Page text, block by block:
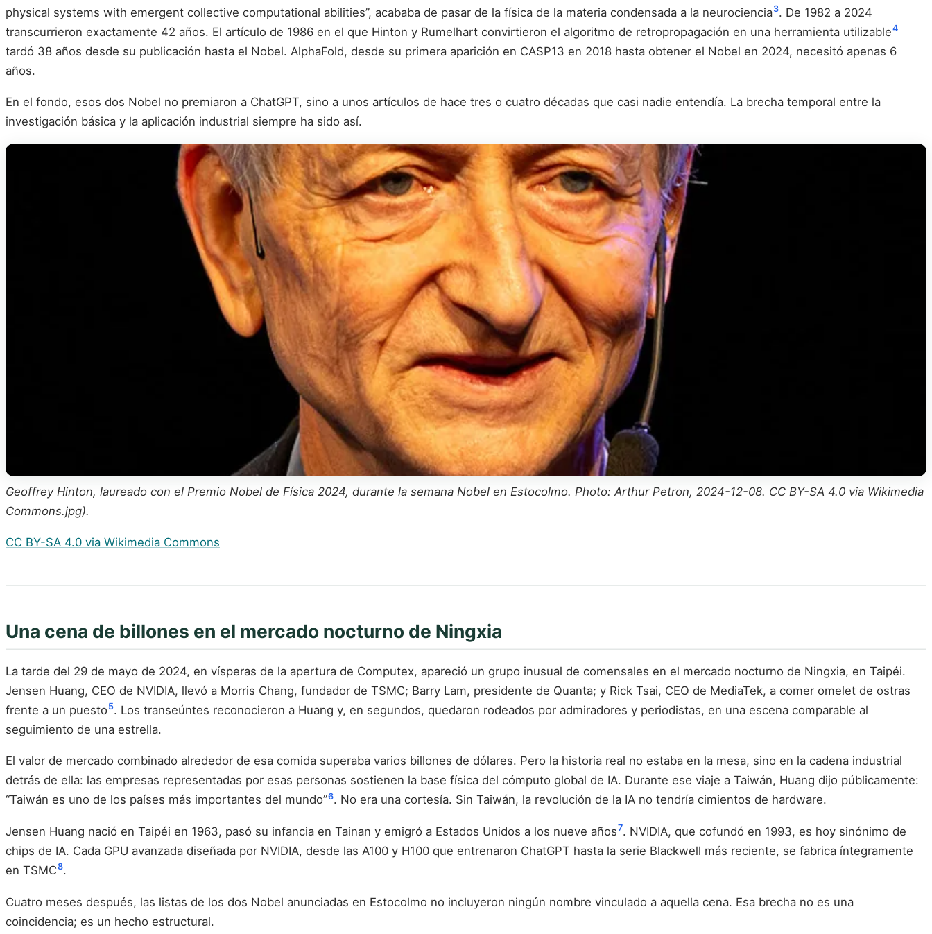
physical systems with emergent collective computational abilities”, acababa de pasar de la física de la materia condensada a la neurociencia3. De 1982 a 2024
transcurrieron exactamente 42 años. El artículo de 1986 en el que Hinton y Rumelhart convirtieron el algoritmo de retropropagación en una herramienta utilizable4
tardó 38 años desde su publicación hasta el Nobel. AlphaFold, desde su primera aparición en CASP13 en 2018 hasta obtener el Nobel en 2024, necesitó apenas 6
años.
En el fondo, esos dos Nobel no premiaron a ChatGPT, sino a unos artículos de hace tres o cuatro décadas que casi nadie entendía. La brecha temporal entre la
investigación básica y la aplicación industrial siempre ha sido así.
Geoffrey Hinton, laureado con el Premio Nobel de Física 2024, durante la semana Nobel en Estocolmo. Photo: Arthur Petron, 2024-12-08. CC BY-SA 4.0 via Wikimedia
Commons.jpg).
CC BY-SA 4.0 via Wikimedia Commons
Una cena de billones en el mercado nocturno de Ningxia
La tarde del 29 de mayo de 2024, en vísperas de la apertura de Computex, apareció un grupo inusual de comensales en el mercado nocturno de Ningxia, en Taipéi.
Jensen Huang, CEO de NVIDIA, llevó a Morris Chang, fundador de TSMC; Barry Lam, presidente de Quanta; y Rick Tsai, CEO de MediaTek, a comer omelet de ostras
frente a un puesto5. Los transeúntes reconocieron a Huang y, en segundos, quedaron rodeados por admiradores y periodistas, en una escena comparable al
seguimiento de una estrella.
El valor de mercado combinado alrededor de esa comida superaba varios billones de dólares. Pero la historia real no estaba en la mesa, sino en la cadena industrial
detrás de ella: las empresas representadas por esas personas sostienen la base física del cómputo global de IA. Durante ese viaje a Taiwán, Huang dijo públicamente:
“Taiwán es uno de los países más importantes del mundo”6. No era una cortesía. Sin Taiwán, la revolución de la IA no tendría cimientos de hardware.
Jensen Huang nació en Taipéi en 1963, pasó su infancia en Tainan y emigró a Estados Unidos a los nueve años7. NVIDIA, que cofundó en 1993, es hoy sinónimo de
chips de IA. Cada GPU avanzada diseñada por NVIDIA, desde las A100 y H100 que entrenaron ChatGPT hasta la serie Blackwell más reciente, se fabrica íntegramente
en TSMC8.
Cuatro meses después, las listas de los dos Nobel anunciadas en Estocolmo no incluyeron ningún nombre vinculado a aquella cena. Esa brecha no es una
coincidencia; es un hecho estructural.